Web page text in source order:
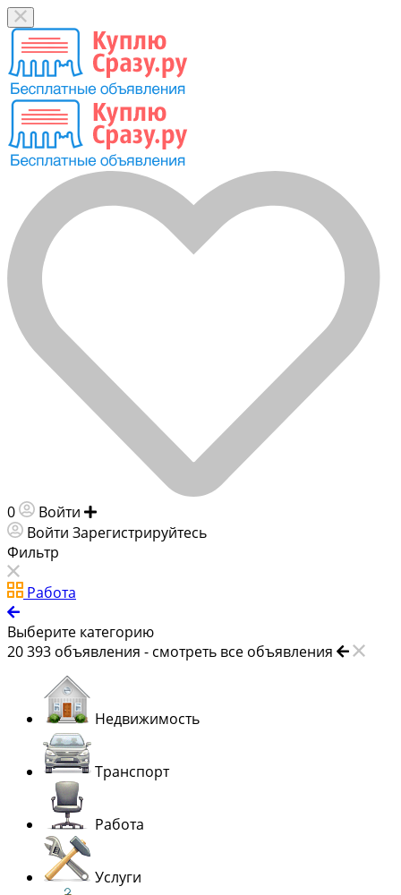
0 Войти
Войти Зарегистрируйтесь
Фильтр
Работа
Выберите категорию
20 393 объявления - смотреть все объявления
Недвижимость
Транспорт
Работа
Услуги